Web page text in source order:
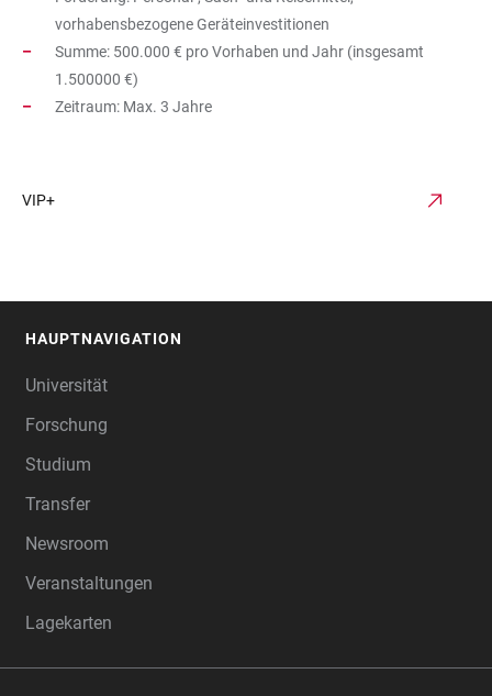
vorhabensbezogene Geräteinvestitionen
Summe: 500.000 € pro Vorhaben und Jahr (insgesamt
1.500000 €)
Zeitraum: Max. 3 Jahre
VIP+
HAUPTNAVIGATION
Universität
Forschung
Studium
Transfer
Newsroom
Veranstaltungen
Lagekarten